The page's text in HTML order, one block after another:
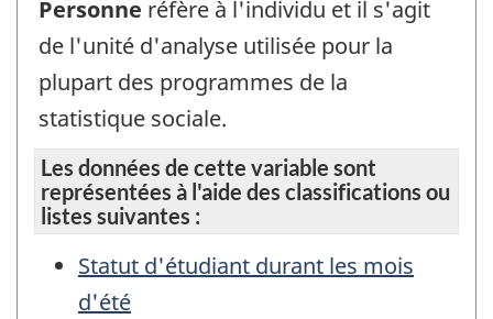
Personne réfère à l'individu et il s'agit
de l'unité d'analyse utilisée pour la
plupart des programmes de la
statistique sociale.
Les données de cette variable sont
représentées à l'aide des classifications ou
listes suivantes :
Statut d'étudiant durant les mois
d'été